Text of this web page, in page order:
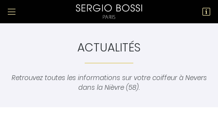
 
ACTUALITÉS
Retrouvez toutes les informations sur votre coiffeur à Nevers
dans la Nièvre (58).